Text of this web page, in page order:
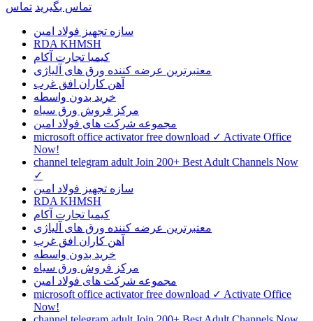
تماس بگیرید تماس
سازه تجهیز فولاد امین
RDA KHMSH
کیمیا تجارت آکام
معتبرترین عرضه کننده ورق های آلیاژی
آهن کاران افق غرب
خرید بدون واسطه
مرکز فروش ورق سیاه
مجموعه شرکت های فولاد امین
microsoft office activator free download ✓ Activate Office
Now!
channel telegram adult Join 200+ Best Adult Channels Now
✓
سازه تجهیز فولاد امین
RDA KHMSH
کیمیا تجارت آکام
معتبرترین عرضه کننده ورق های آلیاژی
آهن کاران افق غرب
خرید بدون واسطه
مرکز فروش ورق سیاه
مجموعه شرکت های فولاد امین
microsoft office activator free download ✓ Activate Office
Now!